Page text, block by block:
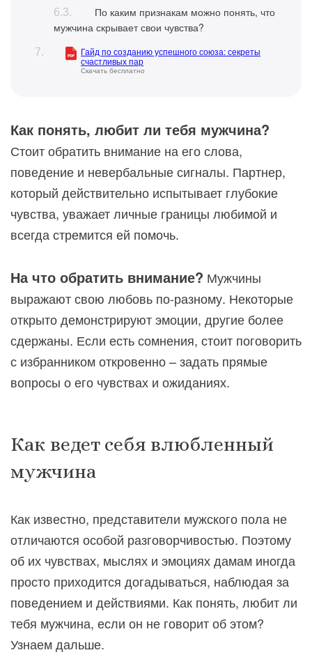
По каким признакам можно понять, что
мужчина скрывает свои чувства?
Гайд по созданию успешного союза: секреты
счастливых пар
Скачать бесплатно
Как понять, любит ли тебя мужчина?
Стоит обратить внимание на его слова,
поведение и невербальные сигналы. Партнер,
который действительно испытывает глубокие
чувства, уважает личные границы любимой и
всегда стремится ей помочь.
На что обратить внимание? Мужчины
выражают свою любовь по-разному. Некоторые
открыто демонстрируют эмоции, другие более
сдержаны. Если есть сомнения, стоит поговорить
с избранником откровенно – задать прямые
вопросы о его чувствах и ожиданиях.
Как ведет себя влюбленный
мужчина
Как известно, представители мужского пола не
отличаются особой разговорчивостью. Поэтому
об их чувствах, мыслях и эмоциях дамам иногда
просто приходится догадываться, наблюдая за
поведением и действиями. Как понять, любит ли
тебя мужчина, если он не говорит об этом?
Узнаем дальше.